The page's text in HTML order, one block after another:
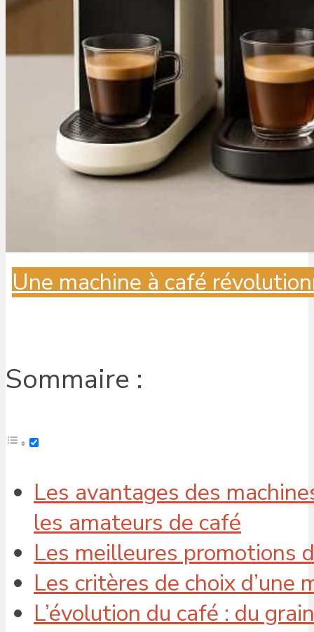
Une machine à café
Sommaire :
Les avantages des
les amateurs de café
Les meilleures promotions
Les critères de choix d’une
L’évolution du café : du